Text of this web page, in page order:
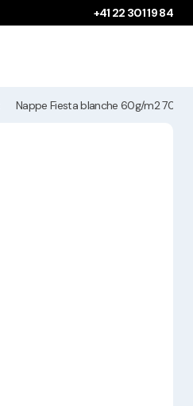
+41 22 301 19 84
Nappe Fiesta blanche 60g/m2